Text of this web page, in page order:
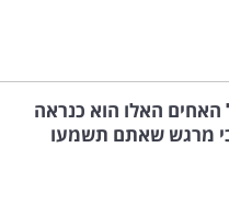
האחים האלו הוא כנראה
מרגש שאתם תשמעו